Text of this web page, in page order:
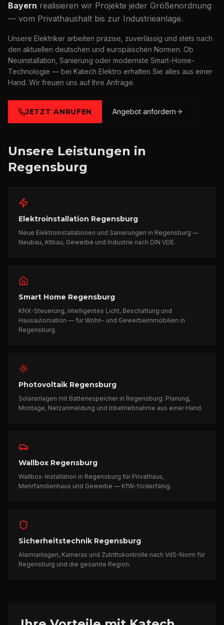
Bayern realisieren wir Projekte jeder Größenordnung
— vom Privathaushalt bis zur Industrieanlage.
Unsere Elektriker arbeiten präzise, zuverlässig und stets nach
den aktuellen deutschen und europäischen Normen. Ob
Neuinstallation, Sanierung oder modernste Smart-Home-
Technologie — bei Katech Elektro erhalten Sie alles aus einer
Hand. Wir freuen uns auf Ihre Anfrage.
JETZT ANRUFEN Angebot anfordern
Unsere Leistungen in
Regensburg
Elektroinstallation Regensburg
Neue Elektroinstallationen und Sanierungen in Regensburg —
Neubau, Altbau, Gewerbe und Industrie nach DIN VDE.
Smart Home Regensburg
KNX-Steuerung, intelligentes Licht, Beschattung und
Hausautomation — für Wohn- und Gewerbeimmobilien in
Regensburg.
Photovoltaik Regensburg
Solaranlagen mit Batteriespeicher in Regensburg: Planung,
Montage, Netzanmeldung und Inbetriebnahme aus einer Hand.
Wallbox Regensburg
Wallbox-Installation in Regensburg für Privathaus,
Mehrfamilienhaus und Gewerbe — KfW-förderfähig.
Sicherheitstechnik Regensburg
Alarmanlagen, Kameras und Zutrittskontrolle nach VdS-Norm für
Regensburg und die gesamte Region.